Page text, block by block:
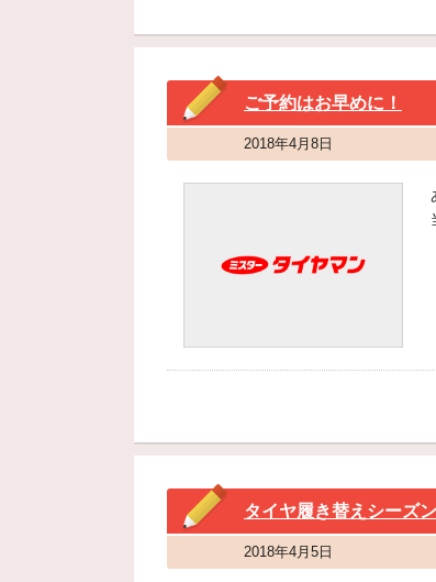
ご予約はお早めに！
2018年4月8日
タイヤ履き替えシーズン
2018年4月5日